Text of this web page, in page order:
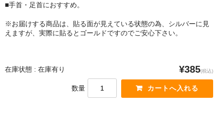
■手首・足首におすすめ。
※お届けする商品は、貼る面が見えている状態の為、シルバーに見
えますが、実際に貼るとゴールドですのでご安心下さい。
在庫状態 : 在庫有り ¥385(税込)
数量